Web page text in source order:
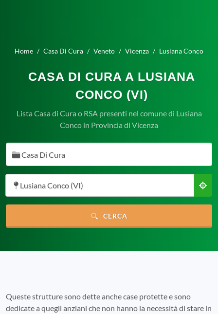
Home Casa Di Cura Veneto Vicenza Lusiana Conco
CASA DI CURA A LUSIANA
CONCO (VI)
Lista Casa di Cura o RSA presenti nel comune di Lusiana
Conco in Provincia di Vicenza
Casa Di Cura
Lusiana Conco (VI)
CERCA
Queste strutture sono dette anche case protette e sono
dedicate a quegli anziani che non hanno la necessità di stare in